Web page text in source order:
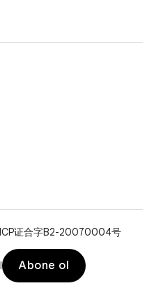
ICP证合字B2-20070004号
Abone ol